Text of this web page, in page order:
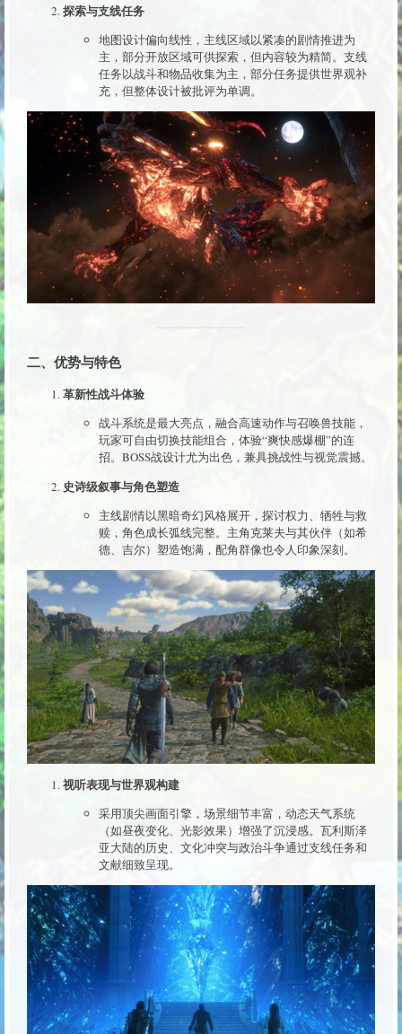
探索与支线任务
地图设计偏向线性，主线区域以紧凑的剧情推进为
主，部分开放区域可供探索，但内容较为精简。支线
任务以战斗和物品收集为主，部分任务提供世界观补
充，但整体设计被批评为单调。
二、优势与特色
革新性战斗体验
战斗系统是最大亮点，融合高速动作与召唤兽技能，
玩家可自由切换技能组合，体验“爽快感爆棚”的连
招。BOSS战设计尤为出色，兼具挑战性与视觉震撼。
史诗级叙事与角色塑造
主线剧情以黑暗奇幻风格展开，探讨权力、牺牲与救
赎，角色成长弧线完整。主角克莱夫与其伙伴（如希
德、吉尔）塑造饱满，配角群像也令人印象深刻。
视听表现与世界观构建
采用顶尖画面引擎，场景细节丰富，动态天气系统
（如昼夜变化、光影效果）增强了沉浸感。瓦利斯泽
亚大陆的历史、文化冲突与政治斗争通过支线任务和
文献细致呈现。